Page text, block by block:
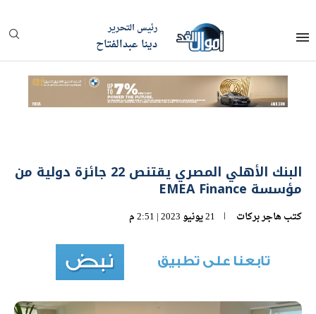
رئيس التحرير
دينا عبدالفتاح
البنك الأهلي المصري يقتنص 22 جائزة دولية من
مؤسسة EMEA Finance
كتب هاجر بركات 21 يونيو 2023 | 2:51 م